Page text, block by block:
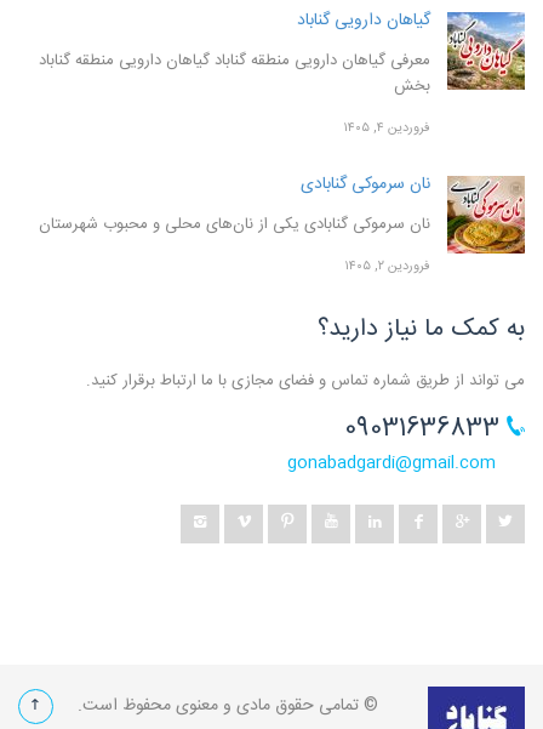
گیاهان دارویی گناباد
معرفی گیاهان دارویی منطقه گناباد گیاهان دارویی منطقه گناباد
بخش
فروردین ۴, ۱۴۰۵
نان سرموکی گنابادی
نان سرموکی گنابادی یکی از نان‌های محلی و محبوب شهرستان
فروردین ۲, ۱۴۰۵
به کمک ما نیاز دارید؟
می تواند از طریق شماره تماس و فضای مجازی با ما ارتباط برقرار کنید.
gonabadgardi@gmail.com
© تمامی حقوق مادی و معنوی محفوظ است.